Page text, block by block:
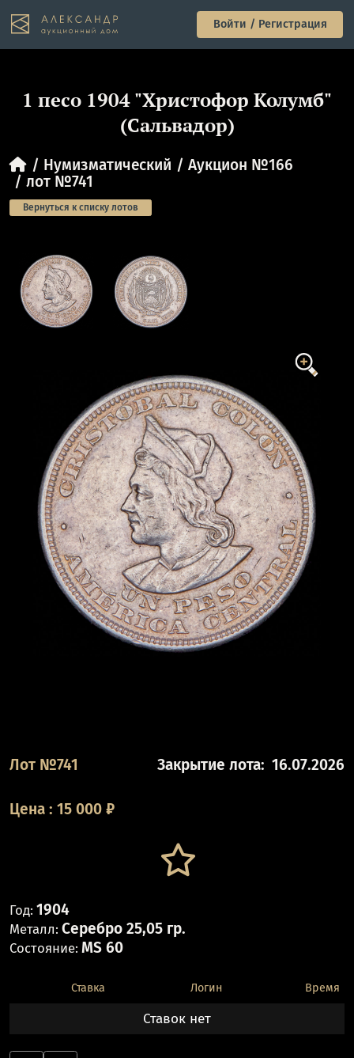
Войти / Регистрация
1 песо 1904 "Христофор Колумб"
(Сальвадор)
Нумизматический
Аукцион №166
лот №741
Вернуться к списку лотов
Лот №741 Закрытие лота: 16.07.2026
Цена : 15 000 ₽
Год: 1904
Металл: Серебро 25,05 гр.
Состояние: MS 60
Ставка Логин Время
Ставок нет